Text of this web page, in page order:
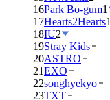
16Park Bo-gum1
17Hearts2Hearts1
18IU2
19Stray Kids
20ASTRO
21EXO
22songhyekyo
23TXT